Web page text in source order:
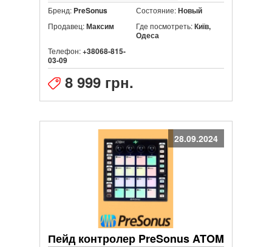
Бренд: PreSonus Состояние:Новый
Продавец:Максим Где посмотреть:Київ,
Одеса
Телефон:+38068-815-
03-09
8 999 грн.
28.09.2024
Пейд контролер PreSonus ATOM